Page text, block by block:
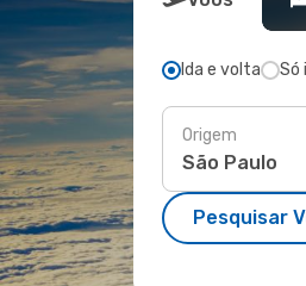
Ida e volta Só
Origem
Pesquisar